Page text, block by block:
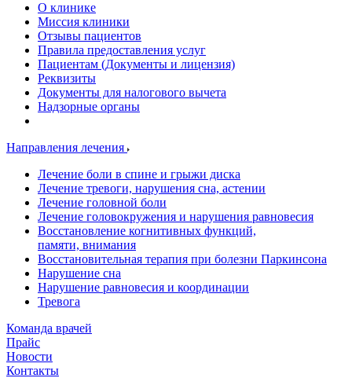
О клинике
Миссия клиники
Отзывы пациентов
Правила предоставления услуг
Пациентам (Документы и лицензия)
Реквизиты
Документы для налогового вычета
Надзорные органы
Направления лечения
Лечение боли в спине и грыжи диска
Лечение тревоги, нарушения сна, астении
Лечение головной боли
Лечение головокружения и нарушения равновесия
Восстановление когнитивных функций,
памяти, внимания
Восстановительная терапия при болезни Паркинсона
Нарушение сна
Нарушение равновесия и координации
Тревога
Команда врачей
Прайс
Новости
Контакты